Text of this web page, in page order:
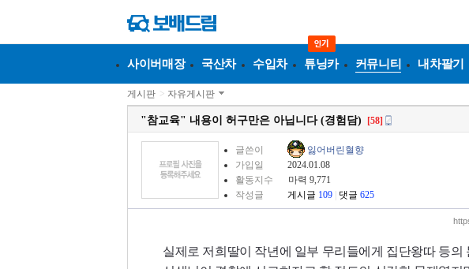
사이버매장 국산차 수입차 튜닝카 커뮤니티 내차팔기
게시판 > 자유게시판
"참교육" 내용이 허구만은 아닙니다 (경험담) [58]
글쓴이
잃어버린혈향
가입일
2024.01.08
활동지수
마력 9,771
작성글
게시글 109 댓글 625
실제로 저희딸이 작년에 일부 무리들에게 집단왕따 등의